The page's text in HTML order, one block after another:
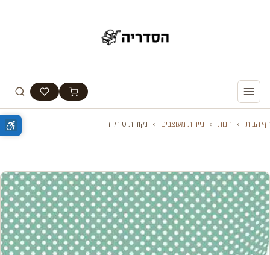
דף הבית › חנות › ניירות מעוצבים › נקודות טורקיז